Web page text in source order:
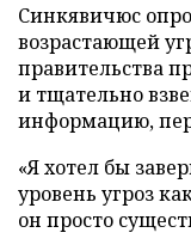
Синкявичюс
возрастающей
правительства
и тщательно
информацию,
«Я хотел бы
уровень угроз
он просто